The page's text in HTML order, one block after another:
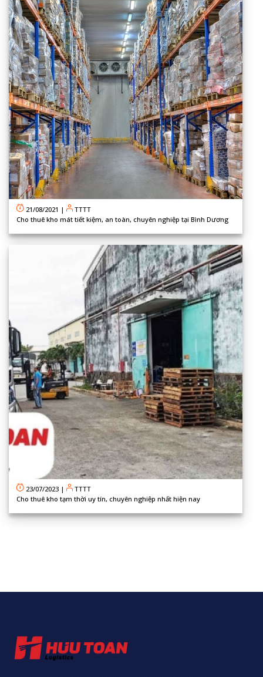
21/08/2021 |
TTTT
Cho thuê kho mát tiết kiệm, an toàn, chuyên nghiệp tại Bình Dương
23/07/2023 |
TTTT
Cho thuê kho tạm thời uy tín, chuyên nghiệp nhất hiện nay